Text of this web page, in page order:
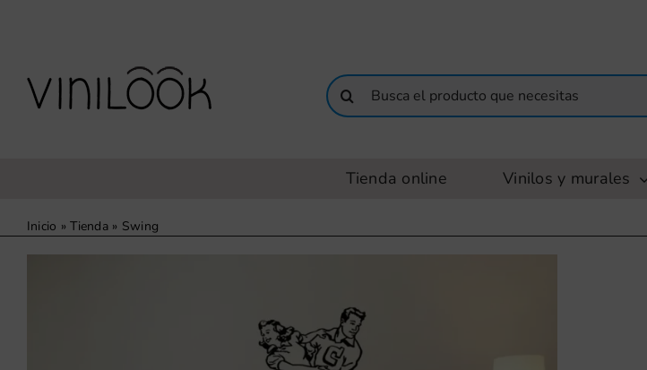
Buscar:
Tienda online Vinilos y murales
Inicio »Tienda » Swing